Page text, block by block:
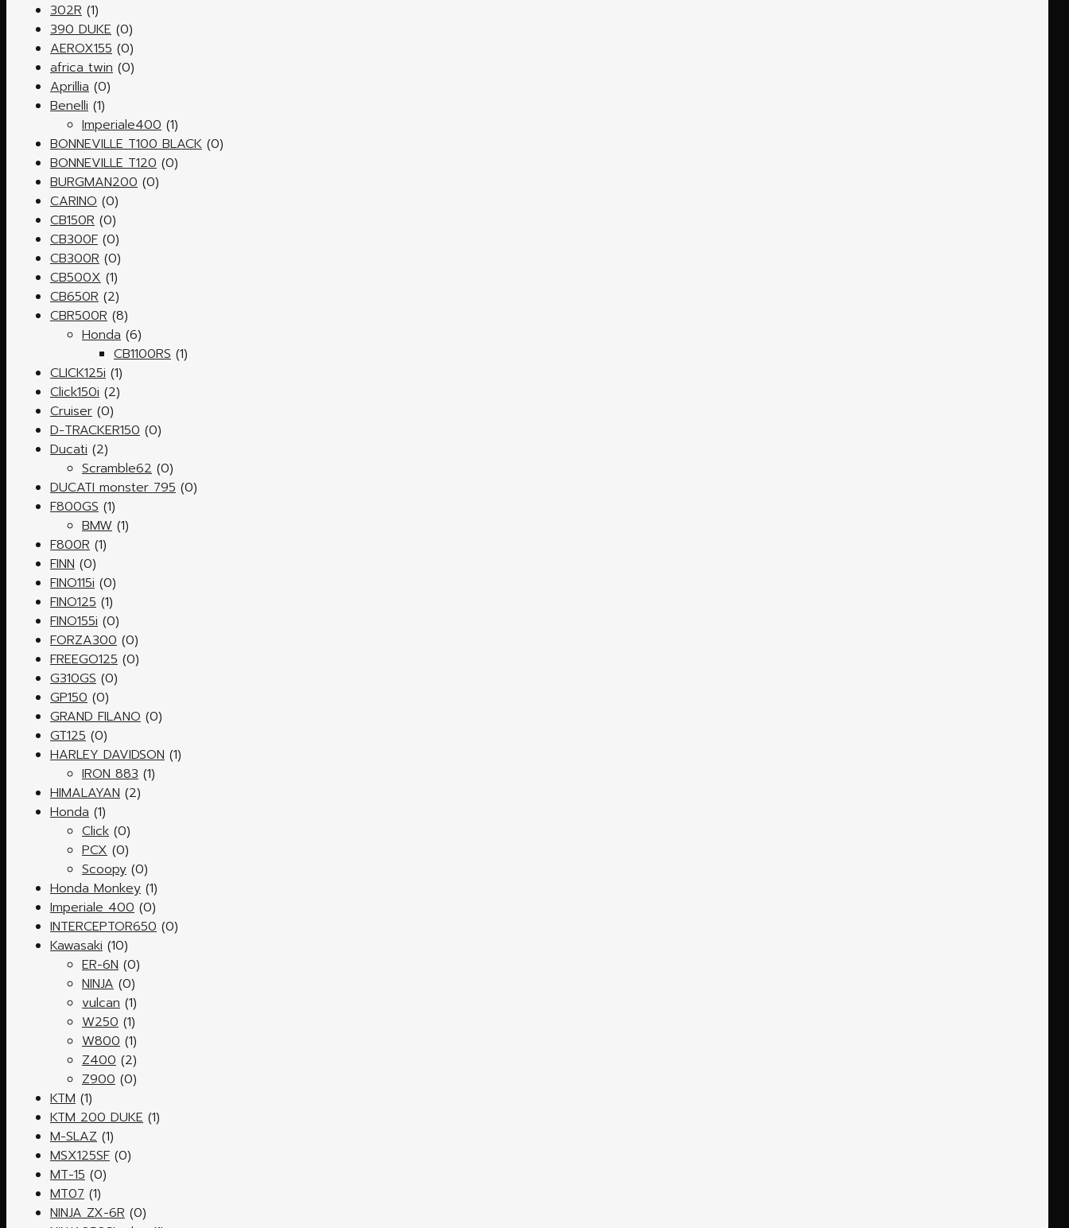
302R (1)
390 DUKE (0)
AEROX155 (0)
africa twin (0)
Aprillia (0)
Benelli (1)
Imperiale400 (1)
BONNEVILLE T100 BLACK (0)
BONNEVILLE T120 (0)
BURGMAN200 (0)
CARINO (0)
CB150R (0)
CB300F (0)
CB300R (0)
CB500X (1)
CB650R (2)
CBR500R (8)
Honda (6)
CB1100RS (1)
CLICK125i (1)
Click150i (2)
Cruiser (0)
D-TRACKER150 (0)
Ducati (2)
Scramble62 (0)
DUCATI monster 795 (0)
F800GS (1)
BMW (1)
F800R (1)
FINN (0)
FINO115i (0)
FINO125 (1)
FINO155i (0)
FORZA300 (0)
FREEGO125 (0)
G310GS (0)
GP150 (0)
GRAND FILANO (0)
GT125 (0)
HARLEY DAVIDSON (1)
IRON 883 (1)
HIMALAYAN (2)
Honda (1)
Click (0)
PCX (0)
Scoopy (0)
Honda Monkey (1)
Imperiale 400 (0)
INTERCEPTOR650 (0)
Kawasaki (10)
ER-6N (0)
NINJA (0)
vulcan (1)
W250 (1)
W800 (1)
Z400 (2)
Z900 (0)
KTM (1)
KTM 200 DUKE (1)
M-SLAZ (1)
MSX125SF (0)
MT-15 (0)
MT07 (1)
NINJA ZX-6R (0)